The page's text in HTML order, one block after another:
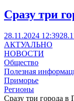
Сразу три
28.11.2024 12:39
АКТУАЛЬНО
НОВОСТИ
Общество
Полезная
Приморье
Регионы
Сразу три города в